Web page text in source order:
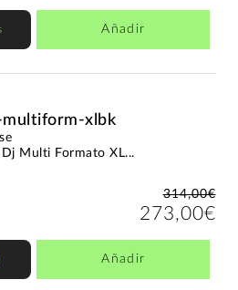
Añadir
xlbk
Multi Formato XL...
314,00€
273,00€
Añadir